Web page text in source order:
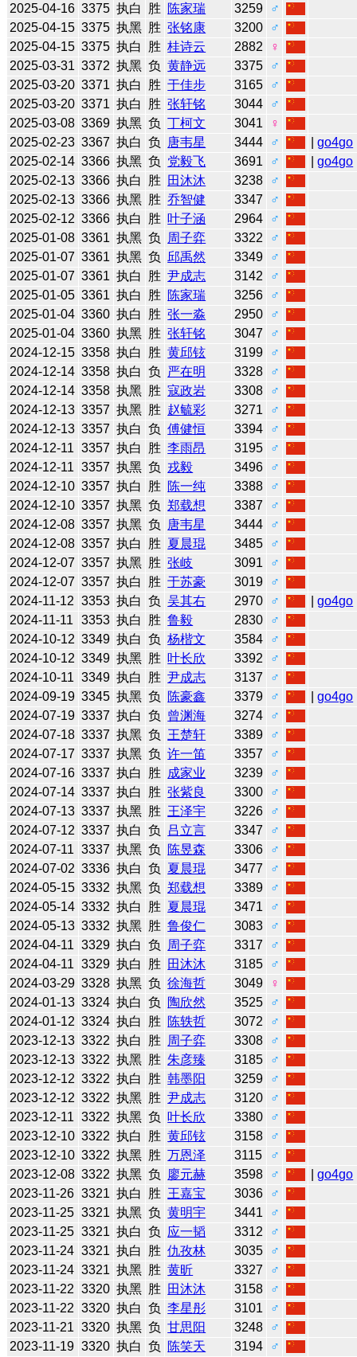
2025-04-16 3375 执白 胜 陈家瑞 3259
♂
2025-04-15 3375 执黑 胜 张铭康 3200
♂
2025-04-15 3375 执白 胜 桂诗云 2882
♀
2025-03-31 3372 执黑 负 黄静远 3375
♂
2025-03-20 3371 执白 胜 于佳步 3165
♂
2025-03-20 3371 执白 胜 张轩铭 3044
♂
2025-03-08 3369 执黑 负 丁柯文 3041
♀
2025-02-23 3367 执白 负 唐韦星 3444 ♂ |go4go
2025-02-14 3366 执黑 负 党毅飞 3691 ♂ |go4go
2025-02-13 3366 执白 胜 田沐沐 3238
♂
2025-02-13 3366 执黑 胜 乔智健 3347
♂
2025-02-12 3366 执白 胜 叶子涵 2964
♂
2025-01-08 3361 执黑 负 周子弈 3322
♂
2025-01-07 3361 执黑 负 邱禹然 3349
♂
2025-01-07 3361 执白 胜 尹成志 3142
♂
2025-01-05 3361 执白 胜 陈家瑞 3256
♂
2025-01-04 3360 执白 胜 张一淼 2950
♂
2025-01-04 3360 执黑 胜 张轩铭 3047
♂
2024-12-15 3358 执白 胜 黄邱铉 3199
♂
2024-12-14 3358 执白 负 严在明 3328
♂
2024-12-14 3358 执黑 胜 寇政岩 3308
♂
2024-12-13 3357 执黑 胜 赵毓彩 3271
♂
2024-12-13 3357 执白 负 傅健恒 3394
♂
2024-12-11 3357 执白 胜 李雨昂 3195
♂
2024-12-11 3357 执黑 负 戎毅 3496
♂
2024-12-10 3357 执白 胜 陈一纯 3388
♂
2024-12-10 3357 执黑 负 郑载想 3387
♂
2024-12-08 3357 执黑 负 唐韦星 3444
♂
2024-12-08 3357 执白 胜 夏晨琨 3485
♂
2024-12-07 3357 执黑 胜 张岐 3091
♂
2024-12-07 3357 执白 胜 于苏豪 3019
♂
2024-11-12 3353 执白 负 吴其右 2970 ♂ |go4go
2024-11-11
3353 执白 胜 鲁毅 2830
♂
2024-10-12 3349 执白 负 杨楷文 3584
♂
2024-10-12 3349 执黑 胜 叶长欣 3392
♂
2024-10-11 3349 执白 胜 尹成志 3137
♂
2024-09-19 3345 执黑 负 陈豪鑫 3379 ♂ |go4go
2024-07-19 3337 执白 负 曾渊海 3274
♂
2024-07-18 3337 执黑 负 王楚轩 3389
♂
2024-07-17 3337 执黑 负 许一笛 3357
♂
2024-07-16 3337 执白 胜 成家业 3239
♂
2024-07-14 3337 执白 胜 张紫良 3300
♂
2024-07-13 3337 执黑 胜 王泽宇 3226
♂
2024-07-12 3337 执白 负 吕立言 3347
♂
2024-07-11 3337 执黑 负 陈昱森 3306
♂
2024-07-02 3336 执白 负 夏晨琨 3477
♂
2024-05-15 3332 执黑 负 郑载想 3389
♂
2024-05-14 3332 执白 胜 夏晨琨 3471
♂
2024-05-13 3332 执黑 胜 鲁俊仁 3083
♂
2024-04-11 3329 执白 负 周子弈 3317
♂
2024-04-11 3329 执白 胜 田沐沐 3185
♂
2024-03-29 3328 执黑 负 徐海哲 3049
♀
2024-01-13 3324 执白 负 陶欣然 3525
♂
2024-01-12 3324 执白 胜 陈轶哲 3072
♂
2023-12-13 3322 执白 胜 周子弈 3308
♂
2023-12-13 3322 执黑 胜 朱彦臻 3185
♂
2023-12-12 3322 执白 胜 韩墨阳 3259
♂
2023-12-12 3322 执黑 胜 尹成志 3120
♂
2023-12-11 3322 执黑 负 叶长欣 3380
♂
2023-12-10 3322 执白 胜 黄邱铉 3158
♂
2023-12-10 3322 执黑 胜 万恩泽 3115
♂
2023-12-08 3322 执黑 负 廖元赫 3598 ♂ |go4go
2023-11-26 3321 执白 胜 王嘉宝 3036
♂
2023-11-25 3321 执黑 负 黄明宇 3441
♂
2023-11-25 3321 执白 负 应一韬 3312
♂
2023-11-24 3321 执白 胜 仇孜林 3035
♂
2023-11-24 3321 执黑 胜 黄昕 3327
♂
2023-11-22 3320 执黑 胜 田沐沐 3158
♂
2023-11-22 3320 执白 负 李星彤 3101
♂
2023-11-21 3320 执黑 负 甘思阳 3248
♂
2023-11-19 3320 执白 负 陈笑天 3194
♂